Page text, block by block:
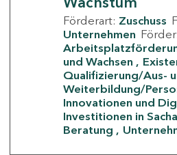
Förderart: Zuschuss
Unternehmen
und Wachsen
Qualifizierung/Aus-
Weiterbildung/
Innovationen und
Investitionen in
Beratung